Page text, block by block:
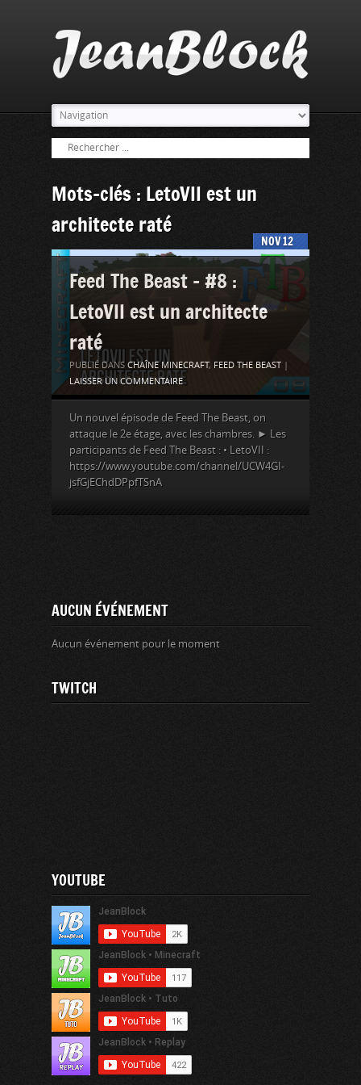
Mots-clés : LetoVII est un
architecte raté
12
NOV
Feed The Beast – #8 :
LetoVII est un architecte
raté
PUBLIÉ DANS CHAÎNE MINECRAFT, FEED THE BEAST
LAISSER UN COMMENTAIRE
Un nouvel épisode de Feed The Beast, on
attaque le 2e étage, avec les chambres. ► Les
participants de Feed The Beast : • LetoVII :
https://www.youtube.com/channel/UCW4GI-
jsfGjEChdDPpfTSnA
AUCUN ÉVÉNEMENT
Aucun événement pour le moment
TWITCH
YOUTUBE